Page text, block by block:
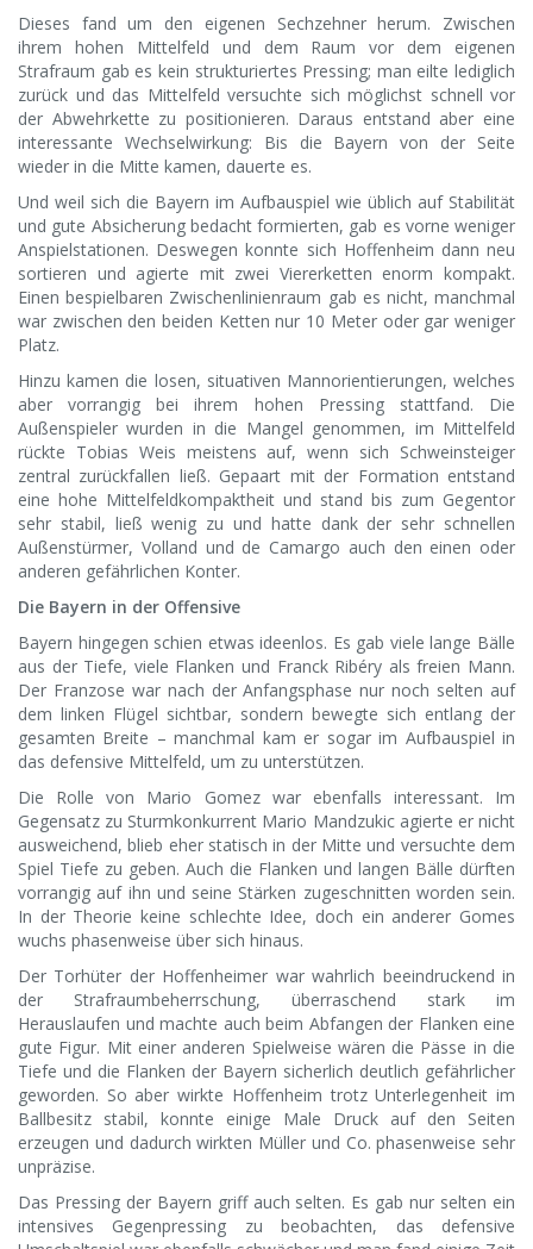
Dieses fand um den eigenen Sechzehner herum. Zwischen
ihrem hohen Mittelfeld und dem Raum vor dem eigenen
Strafraum gab es kein strukturiertes Pressing; man eilte lediglich
zurück und das Mittelfeld versuchte sich möglichst schnell vor
der Abwehrkette zu positionieren. Daraus entstand aber eine
interessante Wechselwirkung: Bis die Bayern von der Seite
wieder in die Mitte kamen, dauerte es.
Und weil sich die Bayern im Aufbauspiel wie üblich auf Stabilität
und gute Absicherung bedacht formierten, gab es vorne weniger
Anspielstationen. Deswegen konnte sich Hoffenheim dann neu
sortieren und agierte mit zwei Viererketten enorm kompakt.
Einen bespielbaren Zwischenlinienraum gab es nicht, manchmal
war zwischen den beiden Ketten nur 10 Meter oder gar weniger
Platz.
Hinzu kamen die losen, situativen Mannorientierungen, welches
aber vorrangig bei ihrem hohen Pressing stattfand. Die
Außenspieler wurden in die Mangel genommen, im Mittelfeld
rückte Tobias Weis meistens auf, wenn sich Schweinsteiger
zentral zurückfallen ließ. Gepaart mit der Formation entstand
eine hohe Mittelfeldkompaktheit und stand bis zum Gegentor
sehr stabil, ließ wenig zu und hatte dank der sehr schnellen
Außenstürmer, Volland und de Camargo auch den einen oder
anderen gefährlichen Konter.
Die Bayern in der Offensive
Bayern hingegen schien etwas ideenlos. Es gab viele lange Bälle
aus der Tiefe, viele Flanken und Franck Ribéry als freien Mann.
Der Franzose war nach der Anfangsphase nur noch selten auf
dem linken Flügel sichtbar, sondern bewegte sich entlang der
gesamten Breite – manchmal kam er sogar im Aufbauspiel in
das defensive Mittelfeld, um zu unterstützen.
Die Rolle von Mario Gomez war ebenfalls interessant. Im
Gegensatz zu Sturmkonkurrent Mario Mandzukic agierte er nicht
ausweichend, blieb eher statisch in der Mitte und versuchte dem
Spiel Tiefe zu geben. Auch die Flanken und langen Bälle dürften
vorrangig auf ihn und seine Stärken zugeschnitten worden sein.
In der Theorie keine schlechte Idee, doch ein anderer Gomes
wuchs phasenweise über sich hinaus.
Der Torhüter der Hoffenheimer war wahrlich beeindruckend in
der Strafraumbeherrschung, überraschend stark im
Herauslaufen und machte auch beim Abfangen der Flanken eine
gute Figur. Mit einer anderen Spielweise wären die Pässe in die
Tiefe und die Flanken der Bayern sicherlich deutlich gefährlicher
geworden. So aber wirkte Hoffenheim trotz Unterlegenheit im
Ballbesitz stabil, konnte einige Male Druck auf den Seiten
erzeugen und dadurch wirkten Müller und Co. phasenweise sehr
unpräzise.
Das Pressing der Bayern griff auch selten. Es gab nur selten ein
intensives Gegenpressing zu beobachten, das defensive